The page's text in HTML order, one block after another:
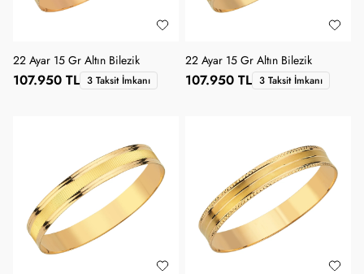
22 Ayar 15 Gr Altın Bilezik
107.950 TL 3 Taksit İmkanı
22 Ayar 15 Gr Altın Bilezik
107.950 TL 3 Taksit İmkanı